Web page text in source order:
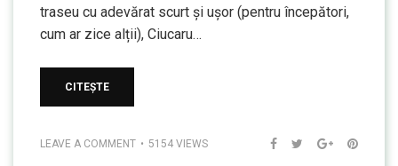
traseu cu adevărat scurt și ușor (pentru începători,
cum ar zice alții), Ciucaru…
CITEȘTE
LEAVE A COMMENT 5154 VIEWS